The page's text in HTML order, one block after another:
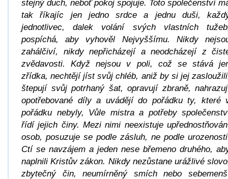
stejný duch, neboť pokoj spojuje. Toto společenství
tak říkajíc jen jedno srdce a jednu duši,
jednotlivec, dalek volání svých vlastních
pospíchá, aby vyhověl Nejvyššímu. Nikdy
zahálčiví, nikdy nepřicházejí a neodcházejí z
zvědavosti. Když nejsou v poli, což se stává
zřídka, nechtějí jíst svůj chléb, aniž by si jej
štepují svůj potrhaný šat, opravují zbraně,
opotřebované díly a uvádějí do pořádku ty, které
pořádku nebyly, Vůle mistra a potřeby
řídí jejich činy. Mezi nimi neexistuje
osob, posuzuje se podle zásluh, ne podle
Ctí se navzájem a jeden nese břemeno druhého,
naplnili Kristův zákon. Nikdy nezůstane urážlivé
zbytečný čin, neumírněný smích nebo